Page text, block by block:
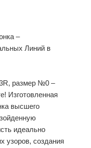
–
Линий в
размер №0 –
Изготовленная
высшего
идеально
узоров, создания